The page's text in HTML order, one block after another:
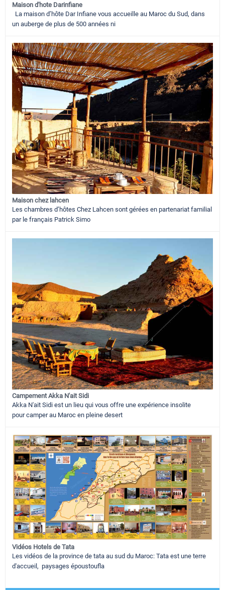
Maison d'hote Darinfiane
La maison d’hôte Dar Infiane vous accueille au Maroc du Sud, dans
un auberge de plus de 500 années ni
Maison chez lahcen
Les chambres d’hôtes Chez Lahcen sont gérées en partenariat familial
par le français Patrick Simo
Campement Akka N'ait Sidi
Akka N'ait Sidi est un lieu qui vous offre une expérience insolite
pour camper au Maroc en pleine desert
Vidéos Hotels de Tata
Les vidéos de la province de tata au sud du Maroc: Tata est une terre
d'accueil, paysages époustoufla